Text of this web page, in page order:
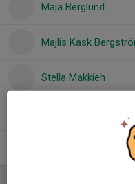
Maja Berglund
Majlis Kask
Stella Makkieh
Tyra Levén Engström